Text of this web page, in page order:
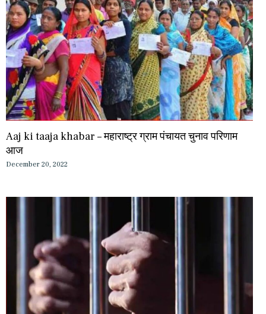
Aaj ki taaja khabar – महाराष्ट्र ग्राम पंचायत चुनाव परिणाम
आज
December 20, 2022